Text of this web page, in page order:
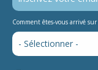
Comment êtes-vous arrivé sur